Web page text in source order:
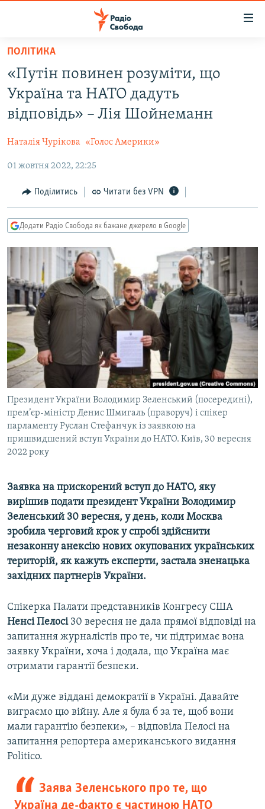
Перейти
основного
матеріалу
Перейти
до
основної
Перейти
пошуку
ВСЕ ЗА ДОБУ
СТАТТІ
ЕКОНОМІКА
СУСПІЛЬСТВО
КУЛЬТУРА
УКРАЇНА
РОСІЙСЬКА «ФІЛЬТРАЦІЯ»
ДОНБАС.РЕАЛІЇ
КРИМ.РЕАЛІЇ
СХЕМИ
КИТАЙ.ВИКЛИКИ
МУЛЬТИМЕДІА
ФОТО
СПЕЦПРОЄКТИ
ПОДКАСТИ
КРИМ РЕАЛІЇ
РУС
УКР
КТАТ
Усі сайти RFE/RL
ПОЛІТИКА
«Путін повинен розуміти, що
Україна та НАТО дадуть
відповідь» – Лія Шойнеманн
Наталія Чурікова «Голос Америки»
01 жовтня 2022, 22:25
Поділитись Читати без VPN
Додати Радіо Свобода як бажане джерело в Google
Президент України Володимир Зеленський (посередині),
прем’єр-міністр Денис Шмигаль (праворуч) і спікер
парламенту Руслан Стефанчук із заявкою на
пришвидшений вступ України до НАТО. Київ, 30 вересня
2022 року
Заявка на прискорений вступ до НАТО, яку
вирішив подати президент України Володимир
Зеленський 30 вересня, у день, коли Москва
зробила черговий крок у спробі здійснити
незаконну анексію нових окупованих українських
територій, як кажуть експерти, застала зненацька
західних партнерів України.
Спікерка Палати представників Конгресу США
Ненсі Пелосі 30 вересня не дала прямої відповіді на
запитання журналістів про те, чи підтримає вона
заявку України, хоча і додала, що Україна має
отримати гарантії безпеки.
«Ми дуже віддані демократії в Україні. Давайте
виграємо цю війну. Але я була б за те, щоб вони
мали гарантію безпеки», – відповіла Пелосі на
запитання репортера американського видання
Politico.
Заява Зеленського про те, що
Україна де-факто є частиною НАТО